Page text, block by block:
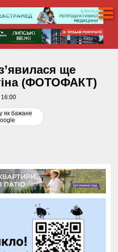
ще
(ФОТОФАКТ)
як бажане